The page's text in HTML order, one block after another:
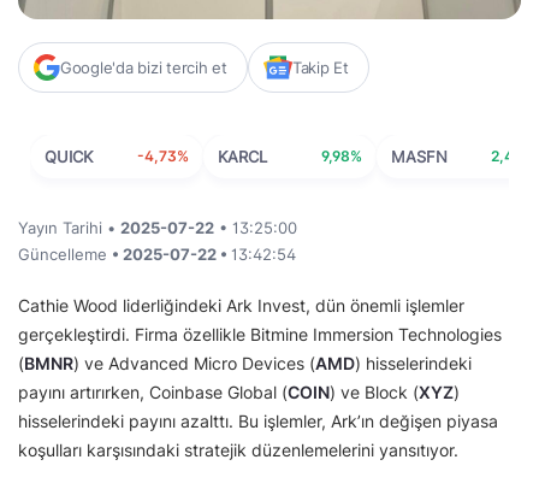
Google'da bizi tercih et Takip Et
QUICK -4,73% KARCL 9,98% MASFN 2,44%
Yayın Tarihi • 2025-07-22 • 13:25:00
Güncelleme • 2025-07-22 • 13:42:54
Cathie Wood liderliğindeki Ark Invest, dün önemli işlemler
gerçekleştirdi. Firma özellikle Bitmine Immersion Technologies
(BMNR) ve Advanced Micro Devices (AMD) hisselerindeki
payını artırırken, Coinbase Global (COIN) ve Block (XYZ)
hisselerindeki payını azalttı. Bu işlemler, Ark’ın değişen piyasa
koşulları karşısındaki stratejik düzenlemelerini yansıtıyor.